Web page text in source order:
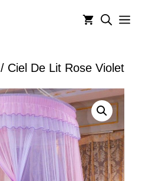
/ Ciel De Lit Rose Violet